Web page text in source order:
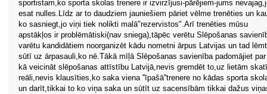
sportistam,ko sporta skolas trenere ir izvirzījusi-pārējiem-jums
esat nulles.Līdz ar to daudziem jauniešiem pāriet vēlme trenēties un
ko sasniegt,jo viņi tiek nolikti malā"rezervistos".Arī trenēties mūsu
apstākļos ir problēmātiski(nav sniega),tāpēc verētu Slēpošanas
varētu kandidātiem noorganizēt kādu nometni ārpus Latvijas un tad
sūtī uz ārpasauli,ko nē.Tākā mīļā Slēpošanas savienība padomājiet
kā veicināt slēpošanas attīstību Latvijā,nevis gremdēt to,uz lietām
reāli,nevis klausīties,ko saka viena ''īpašā''trenere no kādas sporta
un darīt,tikkai to ko viņa saka un sūtīt uz sacensībām tikkai dažus